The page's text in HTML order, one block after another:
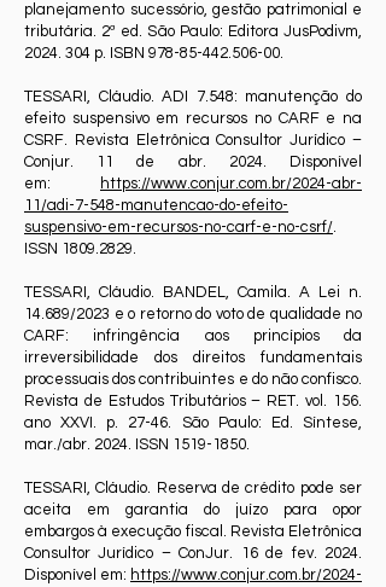
planejamento sucessório, gestão patrimonial e
tributária. 2ª ed. São Paulo: Editora JusPodivm,
2024. 304 p. ISBN 978-85-442.506-00.
TESSARI, Cláudio. ADI 7.548: manutenção do
efeito suspensivo em recursos no CARF e na
CSRF. Revista Eletrônica Consultor Jurídico –
Conjur. 11 de abr. 2024. Disponível
em:
https://www.conjur.com.br/2024-abr-
11/adi-7-548-manutencao-do-efeito-
suspensivo-em-recursos-no-carf-e-no-csrf/.
ISSN 1809.2829.
TESSARI, Cláudio. BANDEL, Camila. A Lei n.
14.689/2023 e o retorno do voto de qualidade no
CARF: infringência aos princípios da
irreversibilidade dos direitos fundamentais
processuais dos contribuintes e do não confisco.
Revista de Estudos Tributários – RET. vol. 156.
ano XXVI. p. 27-46. São Paulo: Ed. Síntese,
mar./abr. 2024. ISSN 1519-1850.
TESSARI, Cláudio. Reserva de crédito pode ser
aceita em garantia do juízo para opor
embargos à execução fiscal. Revista Eletrônica
Consultor Jurídico – ConJur. 16 de fev. 2024.
Disponível em: https://www.conjur.com.br/2024-